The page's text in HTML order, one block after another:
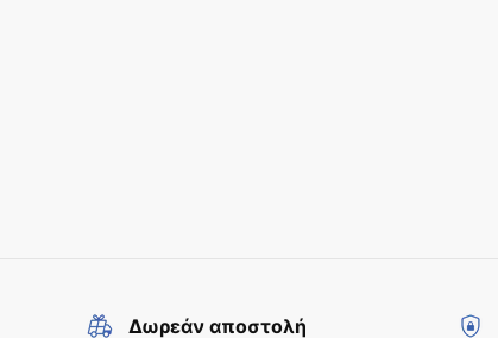
Δωρεάν αποστολή